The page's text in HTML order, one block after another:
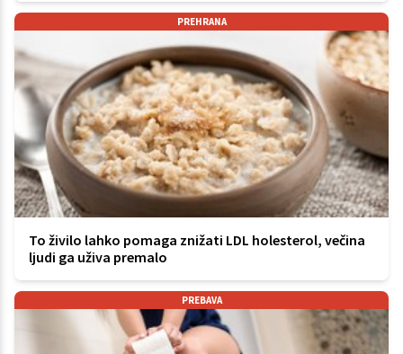
PREHRANA
To živilo lahko pomaga znižati LDL holesterol, večina
ljudi ga uživa premalo
PREBAVA